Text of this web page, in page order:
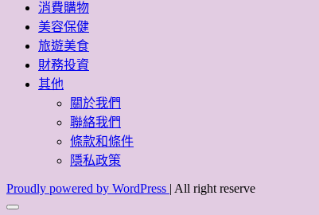
消費購物
美容保健
旅遊美食
財務投資
其他
關於我們
聯絡我們
條款和條件
隱私政策
Proudly powered by WordPress | All right reserve